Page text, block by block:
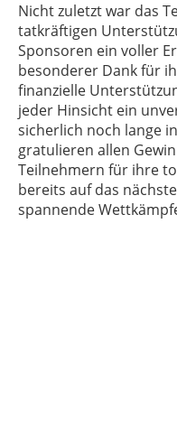
Nicht zuletzt war das
tatkräftigen
Sponsoren ein voller
besonderer Dank für
finanzielle
jeder Hinsicht ein
sicherlich noch lange
gratulieren allen
Teilnehmern für ihre
bereits auf das
spannende